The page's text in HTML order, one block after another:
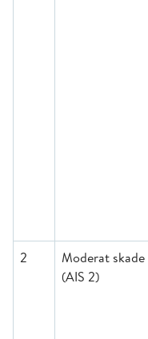
2
Moderat skade
(AIS 2)